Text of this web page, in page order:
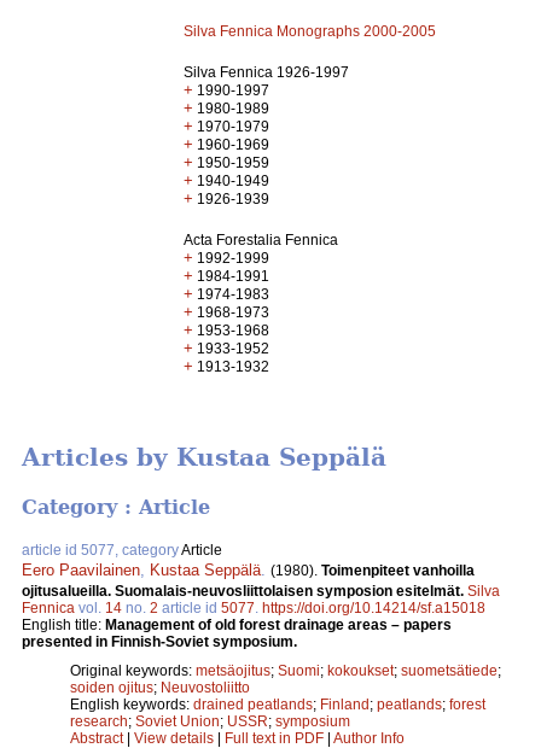
Silva Fennica Monographs 2000-2005
Silva Fennica 1926-1997
+ 1990-1997
+ 1980-1989
+ 1970-1979
+ 1960-1969
+ 1950-1959
+ 1940-1949
+ 1926-1939
Acta Forestalia Fennica
+ 1992-1999
+ 1984-1991
+ 1974-1983
+ 1968-1973
+ 1953-1968
+ 1933-1952
+ 1913-1932
Articles by Kustaa Seppälä
Category : Article
article id 5077, categoryArticle
Eero Paavilainen Kustaa Seppälä (1980). Toimenpiteet vanhoilla
ojitusalueilla. Suomalais-neuvosliittolaisen symposion esitelmät. Silva
Fennica vol. 14 no. 2 article id 5077 https://doi.org/10.14214/sf.a15018
English title: Management of old forest drainage areas – papers
presented in Finnish-Soviet symposium.
Original keywords: metsäojitus; Suomi; kokoukset; suometsätiede;
soiden ojitus; Neuvostoliitto
English keywords: drained peatlands; Finland; peatlands; forest
research; Soviet Union; USSR; symposium
Abstract| View details | Full text in PDF | Author Info